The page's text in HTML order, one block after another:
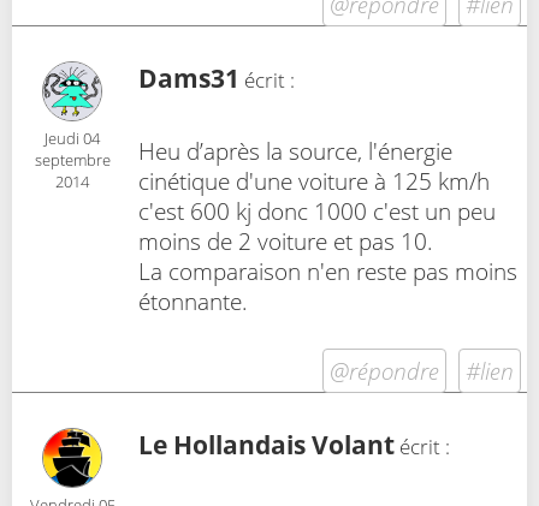
Jeudi 04
septembre
2014
Dams31 écrit :
Heu d’après la source, l'énergie
cinétique d'une voiture à 125 km/h
c'est 600 kj donc 1000 c'est un peu
moins de 2 voiture et pas 10.
La comparaison n'en reste pas moins
étonnante.
@répondre #lien
Le Hollandais Volant écrit :